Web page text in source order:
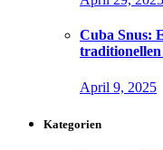
Cuba Snus:
traditionellen
April 9, 2025
Kategorien